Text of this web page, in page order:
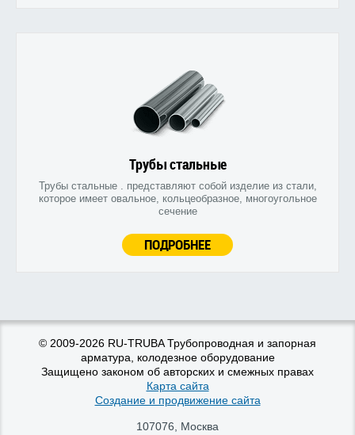
Трубы стальные
Трубы стальные . представляют собой изделие из стали,
которое имеет овальное, кольцеобразное, многоугольное
сечение
ПОДРОБНЕЕ
© 2009-2026 RU-TRUBA Трубопроводная и запорная
арматура, колодезное оборудование
Защищено законом об авторских и смежных правах
Карта сайта
Создание и продвижение сайта
107076
Москва